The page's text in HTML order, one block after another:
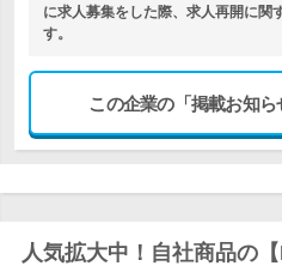
に求人募集をした際、求人再開に関
す。
この企業の「掲載お知
人気拡大中！自社商品の